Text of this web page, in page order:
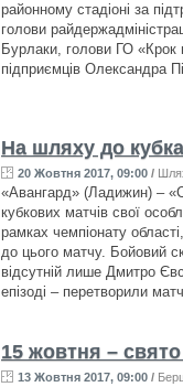
районному стадіоні за
голови
Бурлаки, голови ГО «Крок
підприємців Олександра
На шляху до кубка
20 Жовтня 2017, 09:00 /
«Авангард» (Ладижин) –
кубкових матчів свої
рамках чемпіонату
до цього матчу. Бойовий
відсутній лише Дмитро
епізоді – перетворили
15 жовтня –
13 Жовтня 2017, 09:00 /